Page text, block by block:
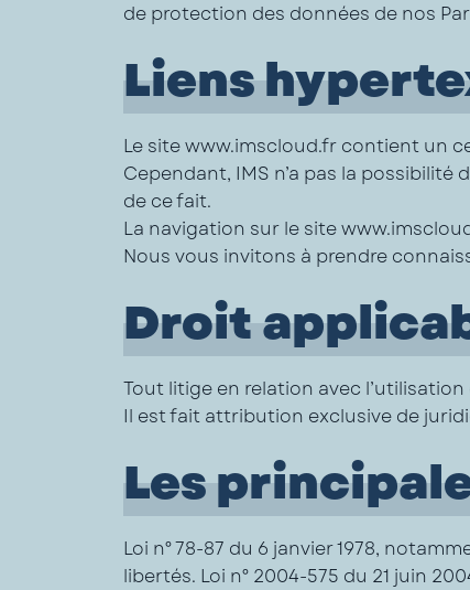
de protection des données de nos
Liens
Le site www.imscloud.fr contient un
Cependant, IMS n’a pas la
de ce fait.
La navigation sur le site
Nous vous invitons à prendre
Droit
Tout litige en relation avec
Il est fait attribution exclusive de
Les
Loi n° 78-87 du 6 janvier 1978,
libertés. Loi n° 2004-575 du 21 juin